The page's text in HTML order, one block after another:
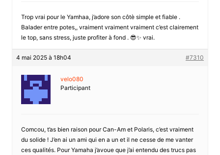
Trop vrai pour le Yamhaa, j’adore son côtè simple et fiable .
Balader entre potes,, vraiment vraiment vraiment c’est clairement
le top, sans stress, juste profiter à fond . 😎✨ vrai.
4 mai 2025 à 18h04 #7310
velo080
Participant
Comcou, t’as bien raison pour Can-Am et Polaris, c’est vraiment
du solide ! J’en ai un ami qui en a un et il ne cesse de me vanter
ces qualités. Pour Yamaha j’avoue que j’ai entendu des trucs pas